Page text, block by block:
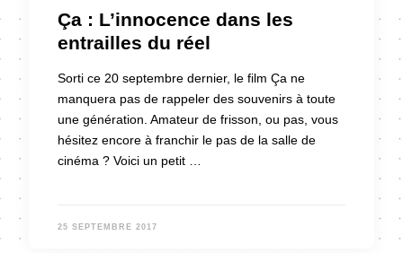
Ça : L’innocence dans les
entrailles du réel
Sorti ce 20 septembre dernier, le film Ça ne
manquera pas de rappeler des souvenirs à toute
une génération. Amateur de frisson, ou pas, vous
hésitez encore à franchir le pas de la salle de
cinéma ? Voici un petit …
25 SEPTEMBRE 2017